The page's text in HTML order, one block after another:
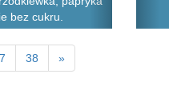
bez cukru.
38 »